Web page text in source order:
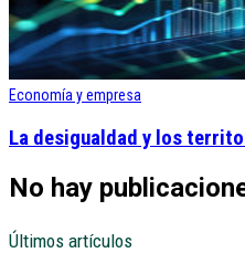
Economía y empresa
La desigualdad y los
No hay
Últimos artículos